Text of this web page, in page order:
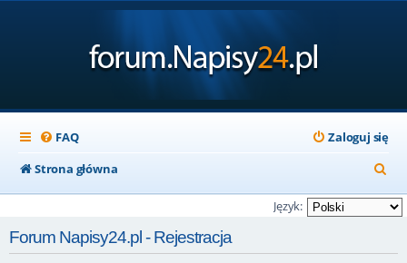
FAQ
Zaloguj się
Strona główna
z
u
Język:
Forum Napisy24.pl - Rejestracja